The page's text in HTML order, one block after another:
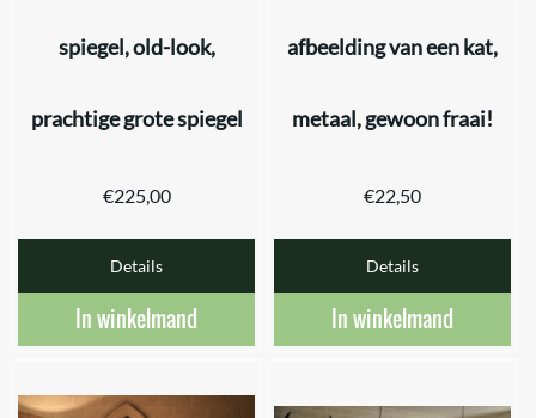
spiegel, old-look,
prachtige grote spiegel
€225,00
Details
In winkelmand
afbeelding van een kat,
metaal, gewoon fraai!
€22,50
Details
In winkelmand